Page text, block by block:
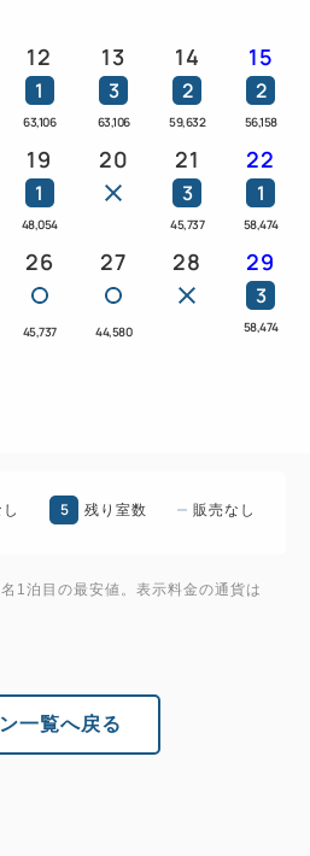
レストランでお召し上がりく
ふわ揚げたてさつま揚げ、鯵
ブッフェをご用意します。
ェックアウト/11:00
了承ください。
予約のみとさせていただきま
12
1
63,106
13
3
63,106
14
2
59,632
15
2
56,158
19
1
48,054
20 21
3
45,737
22
1
58,474
26
45,737
27
44,580
28 29
3
58,474
5 残り室数 販売なし
1泊目の最安値。表示料金の通貨は
一覧へ戻る